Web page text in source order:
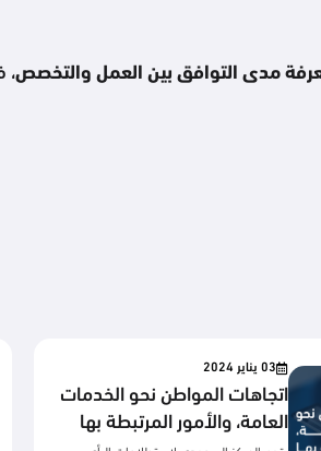
مدى التوافق بين العمل والتخصص،
03 يناير 2024
اتجاهات المواطن نحو الخدمات
العامة، والأمور المرتبطة بها